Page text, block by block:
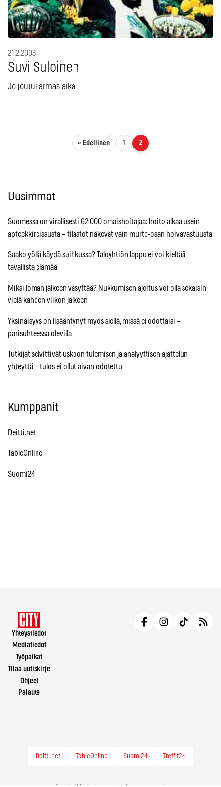
21.2.2003
Suvi Suloinen
Jo joutui armas aika
Artikkelien sivutus
« Edellinen 1 2
Uusimmat
Suomessa on virallisesti 62 000 omaishoitajaa: hoito alkaa usein
apteekkireissusta – tilastot näkevät vain murto-osan hoivavastuusta
Saako yöllä käydä suihkussa? Taloyhtiön lappu ei voi kieltää
tavallista elämää
Miksi loman jälkeen väsyttää? Nukkumisen ajoitus voi olla sekaisin
vielä kahden viikon jälkeen
Yksinäisyys on lisääntynyt myös siellä, missä ei odottaisi –
parisuhteessa olevilla
Tutkijat selvittivät uskoon tulemisen ja analyyttisen ajattelun
yhteyttä – tulos ei ollut aivan odotettu
Kumppanit
Deitti.net
TableOnline
Suomi24
Yhteystiedot
Mediatiedot
Työpaikat
Tilaa uutiskirje
Ohjeet
Palaute
Deitti.net TableOnline Suomi24 Treffit24